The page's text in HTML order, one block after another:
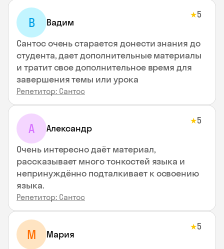
В Вадим
★5
Сантос очень старается донести знания до
студента, дает дополнительные материалы
и тратит свое дополнительное время для
завершения темы или урока
Репетитор: Сантос
А Александр
★5
Очень интересно даёт материал,
рассказывает много тонкостей языка и
непринуждённо подталкивает к освоению
языка.
Репетитор: Сантос
М Мария
★5